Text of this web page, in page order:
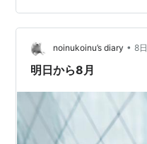
結局はただの夕立。昨夜
し。むしろ、日中よりも
不快感は100パーセント
か。 根拠薄弱な先入観や
noinukoinu’s diary • 8
明日から8月